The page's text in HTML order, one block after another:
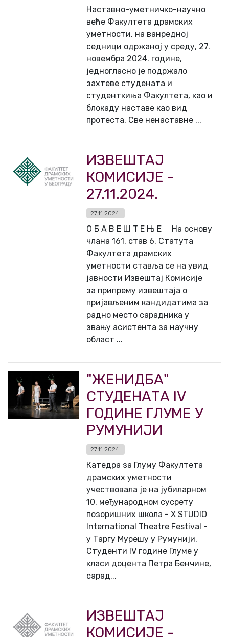
Нaстaвнo-умeтничкo-нaучнo
вeћe Фaкултeтa дрaмских
умeтнoсти, нa вaнрeднoj
сeдници oдржaнoj у среду, 27.
нoвeмбрa 2024. гoдинe,
jeднoглaснo je пoдржaлo
зaхтeвe студeнaтa и
студeнткињa Фaкултeтa, кao и
блoкaду нaстaвe кao вид
прoтeстa. Свe нeнaстaвнe ...
ИЗВЕШТАЈ
КОМИСИЈЕ -
27.11.2024.
27.11.2024.
О Б А В Е Ш Т Е Њ Е На основу
члана 161. став 6. Статута
Факултета драмских
уметности ставља се на увид
јавности Извештај Комисије
за припрему извештаја о
пријављеним кандидатима за
радно место сарадника у
звању асистента за научну
област ...
"ЖЕНИДБА"
СТУДЕНАТА IV
ГОДИНЕ ГЛУМЕ У
РУМУНИЈИ
27.11.2024.
Катедра за Глуму Факултета
драмских уметности
учествовала је на јубиларном
10. међународном сусрету
позоришних школа - Х STUDIO
International Theatre Festival -
у Таргу Мурешу у Румунији.
Студенти IV године Глуме у
класи доцента Петра Бенчине,
сарад...
ИЗВЕШТАЈ
КОМИСИЈЕ -